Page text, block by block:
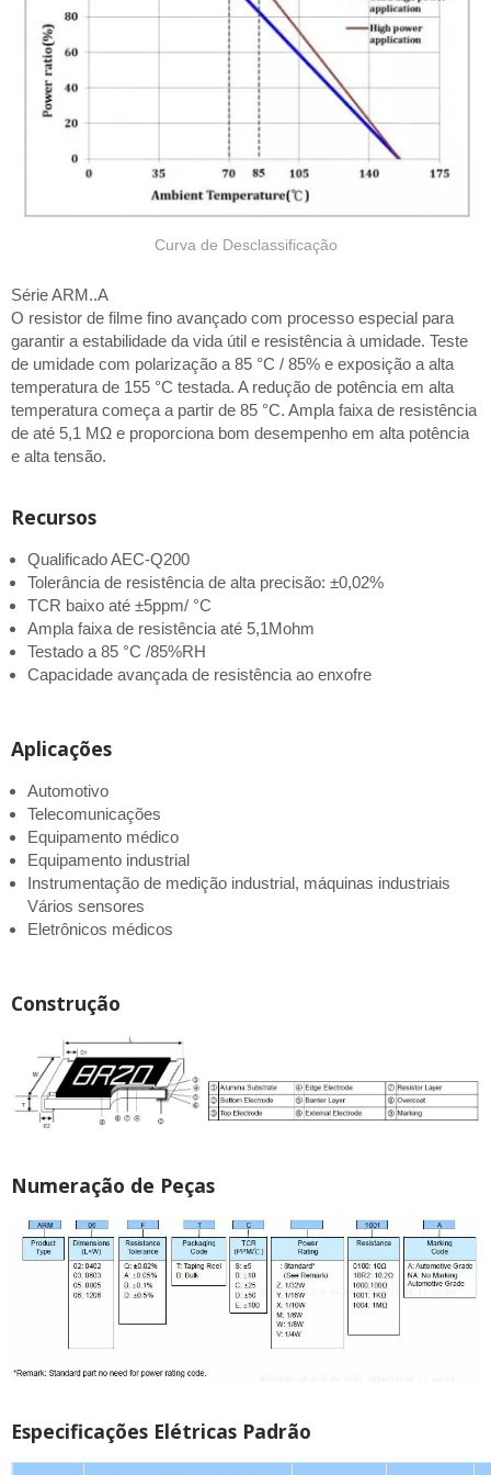
Curva de Desclassificação
Série ARM..A
O resistor de filme fino avançado com processo especial para
garantir a estabilidade da vida útil e resistência à umidade. Teste
de umidade com polarização a 85 °C / 85% e exposição a alta
temperatura de 155 °C testada. A redução de potência em alta
temperatura começa a partir de 85 °C. Ampla faixa de resistência
de até 5,1 MΩ e proporciona bom desempenho em alta potência
e alta tensão.
Recursos
Qualificado AEC-Q200
Tolerância de resistência de alta precisão: ±0,02%
TCR baixo até ±5ppm/ °C
Ampla faixa de resistência até 5,1Mohm
Testado a 85 °C /85%RH
Capacidade avançada de resistência ao enxofre
Aplicações
Automotivo
Telecomunicações
Equipamento médico
Equipamento industrial
Instrumentação de medição industrial, máquinas industriais
Vários sensores
Eletrônicos médicos
Construção
Numeração de Peças
Especificações Elétricas Padrão